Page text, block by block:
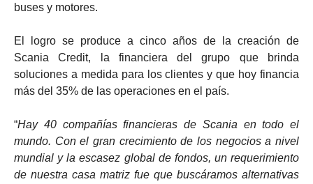
buses y motores.
El logro se produce a cinco años de la creación de
Scania Credit, la financiera del grupo que brinda
soluciones a medida para los clientes y que hoy financia
más del 35% de las operaciones en el país.
“Hay 40 compañías financieras de Scania en todo el
mundo. Con el gran crecimiento de los negocios a nivel
mundial y la escasez global de fondos, un requerimiento
de nuestra casa matriz fue que buscáramos alternativas